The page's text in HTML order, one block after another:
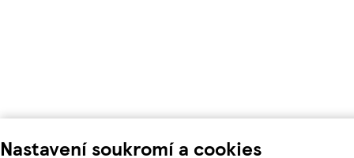
Nastavení soukromí a cookies